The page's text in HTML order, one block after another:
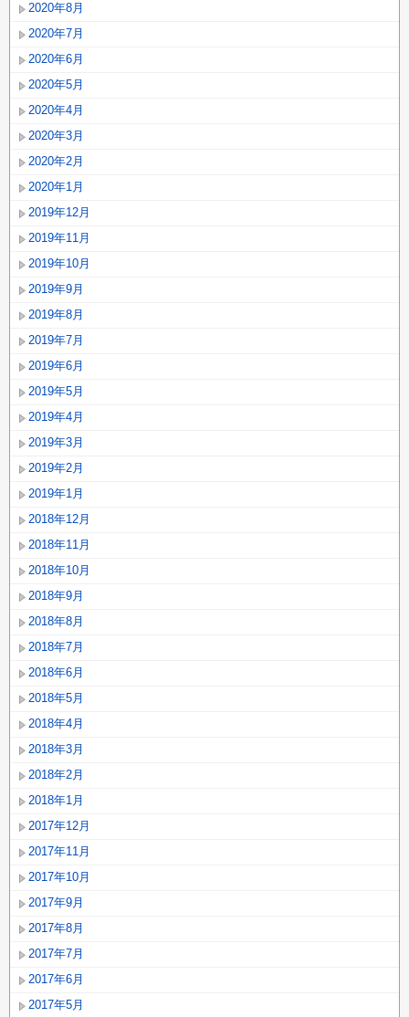
2020年8月
2020年7月
2020年6月
2020年5月
2020年4月
2020年3月
2020年2月
2020年1月
2019年12月
2019年11月
2019年10月
2019年9月
2019年8月
2019年7月
2019年6月
2019年5月
2019年4月
2019年3月
2019年2月
2019年1月
2018年12月
2018年11月
2018年10月
2018年9月
2018年8月
2018年7月
2018年6月
2018年5月
2018年4月
2018年3月
2018年2月
2018年1月
2017年12月
2017年11月
2017年10月
2017年9月
2017年8月
2017年7月
2017年6月
2017年5月